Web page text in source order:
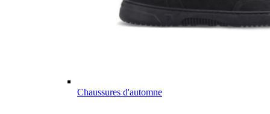
Chaussures d'automne